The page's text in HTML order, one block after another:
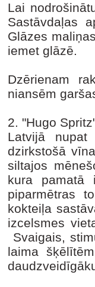
Lai
Sastāvdaļas
Glāzes
iemet glāzē.
Dzērienam
niansēm
2. "Hugo
Latvijā
dzirkstošā
siltajos
kura pamatā
piparmētras
kokteiļa
izcelsmes
Svaigais,
laima